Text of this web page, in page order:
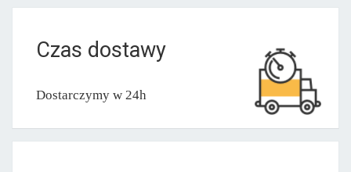
Czas dostawy
Dostarczymy w 24h